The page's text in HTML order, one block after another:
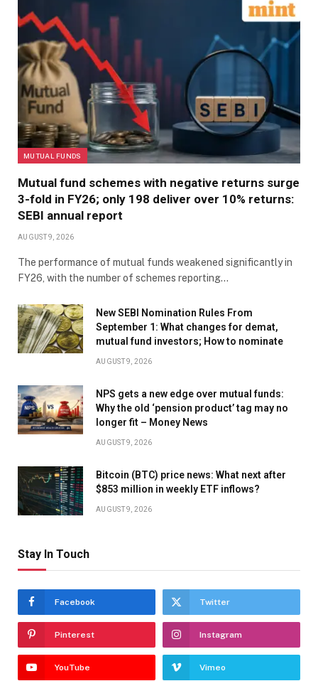
MUTUAL FUNDS
Mutual fund schemes with negative returns surge
3-fold in FY26; only 198 deliver over 10% returns:
SEBI annual report
AUGUST 9, 2026
The performance of mutual funds weakened significantly in
FY26, with the number of schemes reporting…
New SEBI Nomination Rules From
September 1: What changes for demat,
mutual fund investors; How to nominate
AUGUST 9, 2026
NPS gets a new edge over mutual funds:
Why the old ‘pension product’ tag may no
longer fit – Money News
AUGUST 9, 2026
Bitcoin (BTC) price news: What next after
$853 million in weekly ETF inflows?
AUGUST 9, 2026
Stay In Touch
Facebook Twitter
Pinterest Instagram
YouTube Vimeo